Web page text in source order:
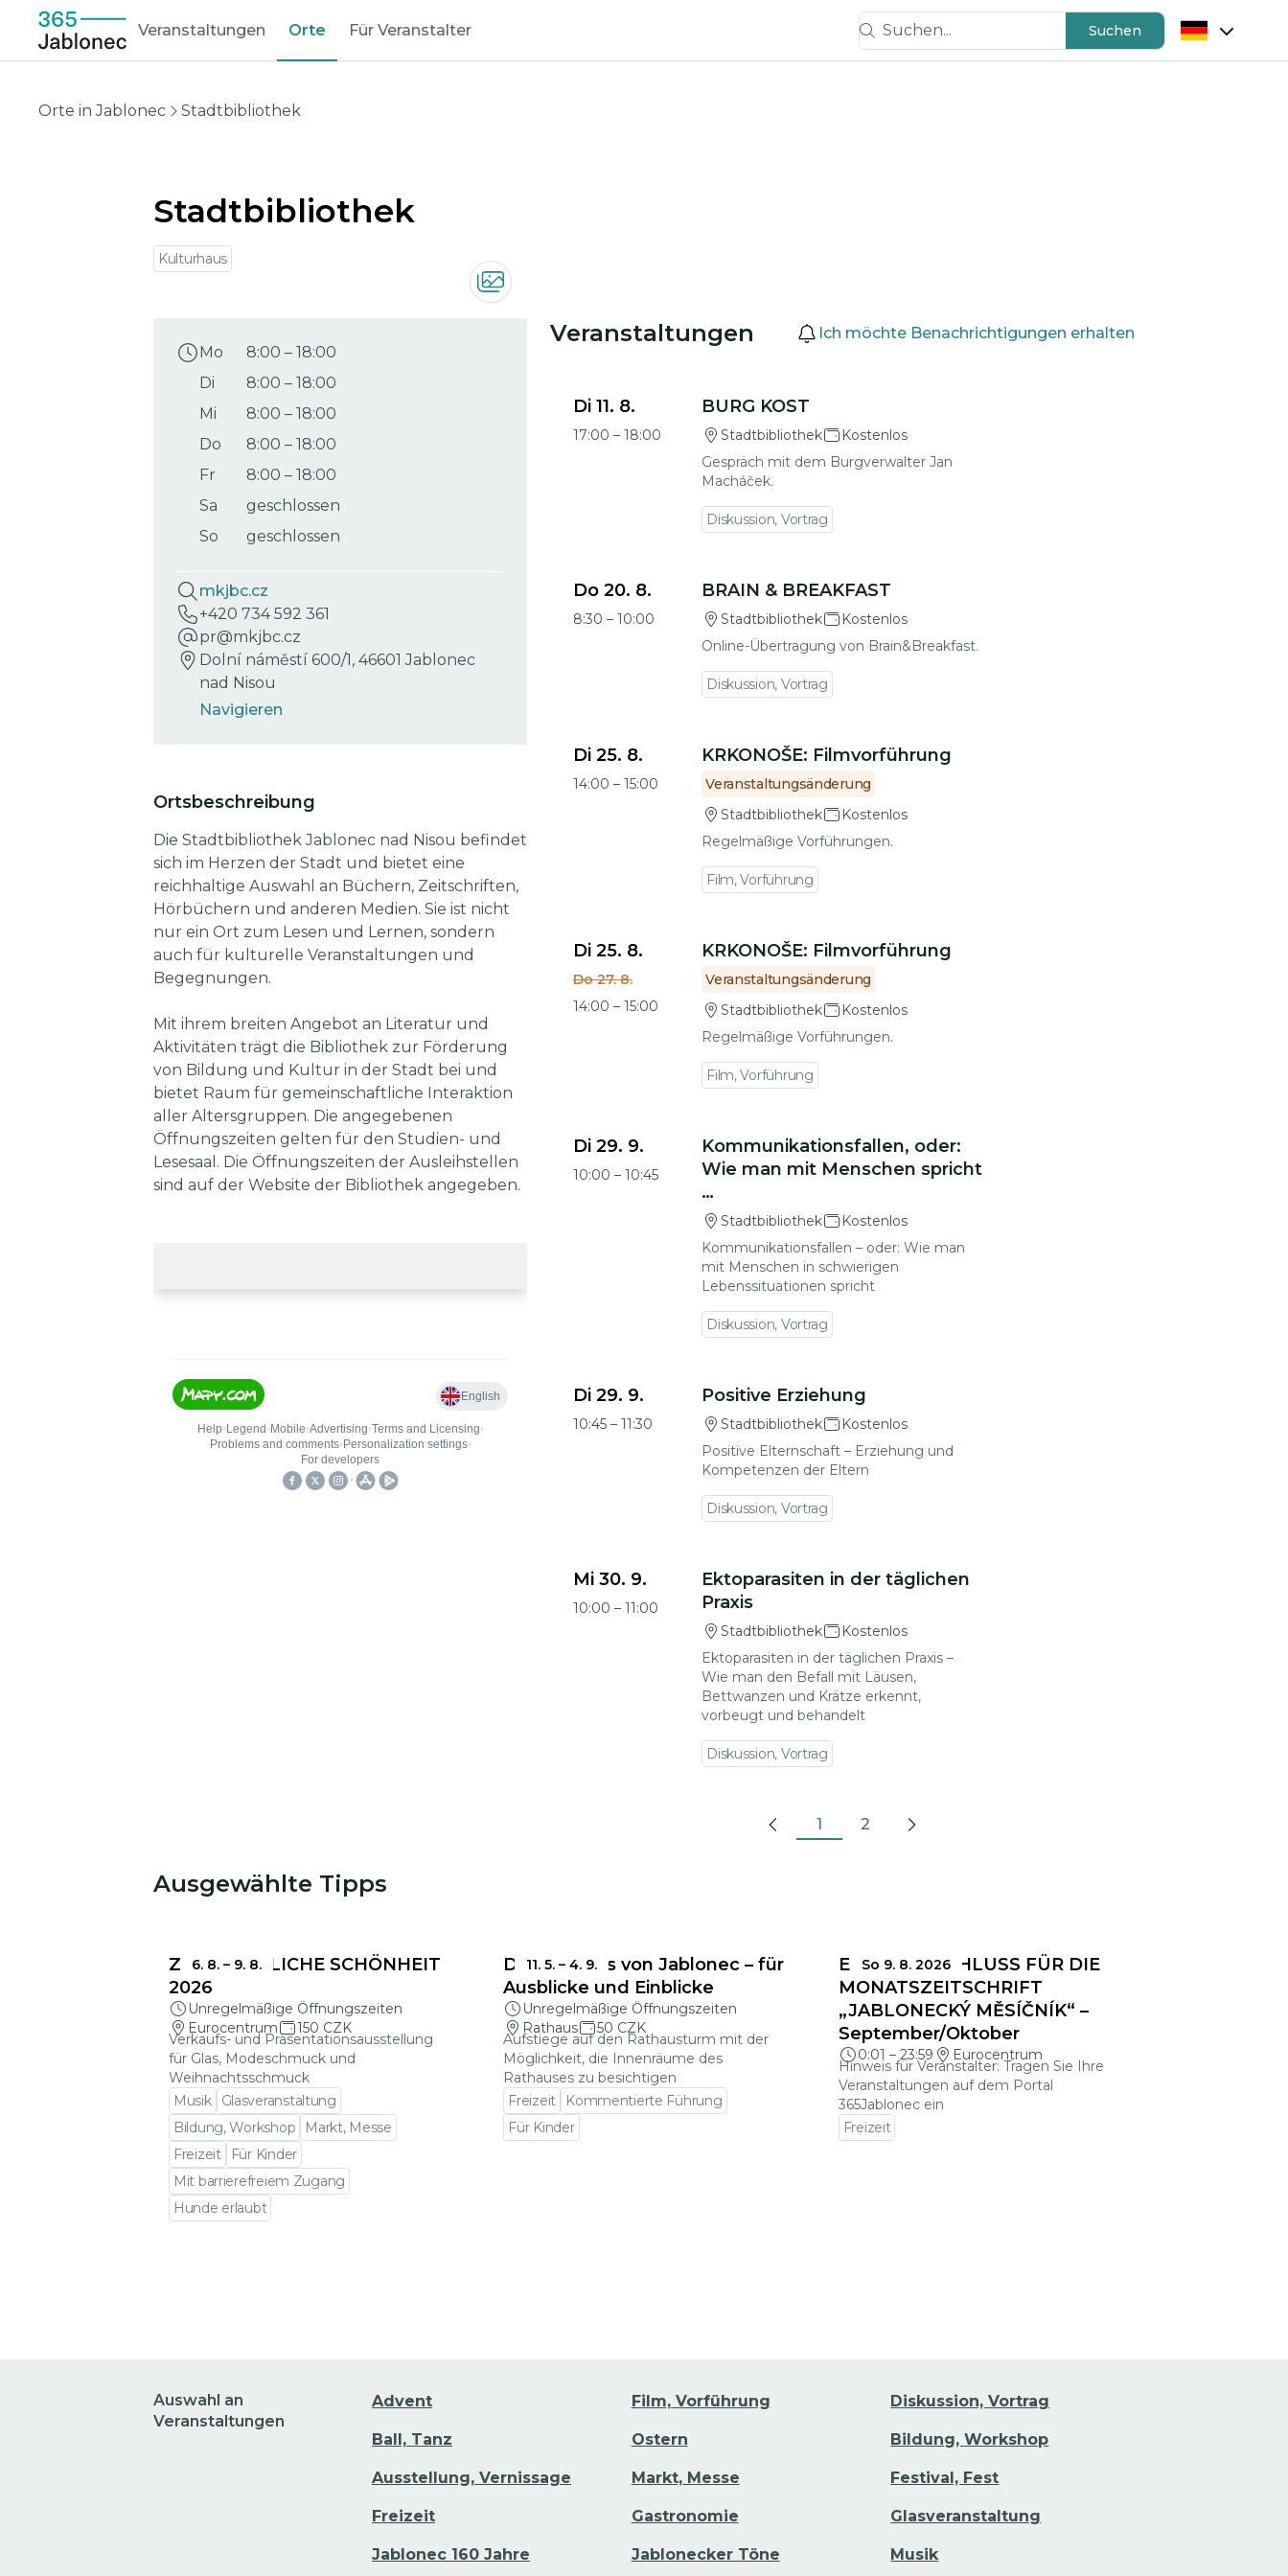
Veranstaltungen Orte Für Veranstalter
Suchen...
Suchen
Orte in Jablonec Stadtbibliothek
Stadtbibliothek
Kulturhaus
Mo 8:00 – 18:00
Di
8:00 – 18:00
Mi
8:00 – 18:00
Do
8:00 – 18:00
Fr
8:00 – 18:00
Sa
geschlossen
So
geschlossen
mkjbc.cz
+420 734 592 361
pr@mkjbc.cz
Dolní náměstí 600/1, 46601 Jablonec
nad Nisou
Navigieren
Ortsbeschreibung
Die Stadtbibliothek Jablonec nad Nisou befindet
sich im Herzen der Stadt und bietet eine
reichhaltige Auswahl an Büchern, Zeitschriften,
Hörbüchern und anderen Medien. Sie ist nicht
nur ein Ort zum Lesen und Lernen, sondern
auch für kulturelle Veranstaltungen und
Begegnungen.
Mit ihrem breiten Angebot an Literatur und
Aktivitäten trägt die Bibliothek zur Förderung
von Bildung und Kultur in der Stadt bei und
bietet Raum für gemeinschaftliche Interaktion
aller Altersgruppen. Die angegebenen
Öffnungszeiten gelten für den Studien- und
Lesesaal. Die Öffnungszeiten der Ausleihstellen
sind auf der Website der Bibliothek angegeben.
Veranstaltungen Ich möchte Benachrichtigungen erhalten
Di 11. 8.
17:00 – 18:00
BURG KOST
Stadtbibliothek
Kostenlos
Gespräch mit dem Burgverwalter Jan
Macháček.
Diskussion, Vortrag
Do 20. 8.
8:30 – 10:00
BRAIN & BREAKFAST
Stadtbibliothek
Kostenlos
Online-Übertragung von Brain&Breakfast.
Diskussion, Vortrag
Di 25. 8.
14:00 – 15:00
KRKONOŠE: Filmvorführung
Veranstaltungsänderung
Stadtbibliothek
Kostenlos
Regelmäßige Vorführungen.
Film, Vorführung
Di 25. 8.
Do 27. 8.
14:00 – 15:00
KRKONOŠE: Filmvorführung
Veranstaltungsänderung
Stadtbibliothek
Kostenlos
Regelmäßige Vorführungen.
Film, Vorführung
Di 29. 9.
10:00 – 10:45
Kommunikationsfallen, oder:
Wie man mit Menschen spricht
…
Stadtbibliothek
Kostenlos
Kommunikationsfallen – oder: Wie man
mit Menschen in schwierigen
Lebenssituationen spricht
Diskussion, Vortrag
Di 29. 9.
10:45 – 11:30
Positive Erziehung
Stadtbibliothek
Kostenlos
Positive Elternschaft – Erziehung und
Kompetenzen der Eltern
Diskussion, Vortrag
Mi 30. 9.
10:00 – 11:00
Ektoparasiten in der täglichen
Praxis
Stadtbibliothek
Kostenlos
Ektoparasiten in der täglichen Praxis –
Wie man den Befall mit Läusen,
Bettwanzen und Krätze erkennt,
vorbeugt und behandelt
Diskussion, Vortrag
Previous
1 2
Next
Ausgewählte Tipps
6. 8. – 9. 8.
ZERBRECHLICHE SCHÖNHEIT
2026
Unregelmäßige Öffnungszeiten
Eurocentrum
150 CZK
Verkaufs- und Präsentationsausstellung
für Glas, Modeschmuck und
Weihnachtsschmuck
Musik
Glasveranstaltung
Bildung, Workshop
Markt, Messe
Freizeit
Für Kinder
Mit barrierefreiem Zugang
Hunde erlaubt
11. 5. – 4. 9.
Das Rathaus von Jablonec – für
Ausblicke und Einblicke
Unregelmäßige Öffnungszeiten
Rathaus
50 CZK
Aufstiege auf den Rathausturm mit der
Möglichkeit, die Innenräume des
Rathauses zu besichtigen
Freizeit
Kommentierte Führung
Für Kinder
So 9. 8. 2026
EINSENDESCHLUSS FÜR DIE
MONATSZEITSCHRIFT
„JABLONECKÝ MĚSÍČNÍK“ –
September/Oktober
0:01 – 23:59 Eurocentrum
Hinweis für Veranstalter: Tragen Sie Ihre
Veranstaltungen auf dem Portal
365Jablonec ein
Freizeit
Auswahl an
Veranstaltungen
Advent Film, Vorführung Diskussion, Vortrag
Ball, Tanz Ostern Bildung, Workshop
Ausstellung, Vernissage Markt, Messe Festival, Fest
Freizeit Gastronomie Glasveranstaltung
Jablonec 160 Jahre Jablonecker Töne Musik